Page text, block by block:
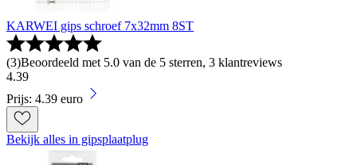
KARWEI gips schroef 7x32mm 8ST
(3)Beoordeeld met 5.0 van de 5 sterren, 3 klantreviews
4.39
Prijs: 4.39 euro
Bekijk alles in gipsplaatplug